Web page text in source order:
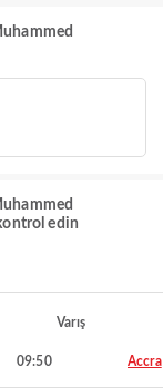
edin
Varış
09:50 Accra